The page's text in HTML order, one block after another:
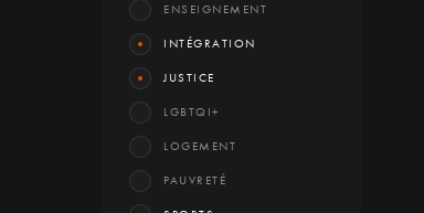
ENSEIGNEMENT
INTÉGRATION
JUSTICE
LGBTQI+
LOGEMENT
PAUVRETÉ